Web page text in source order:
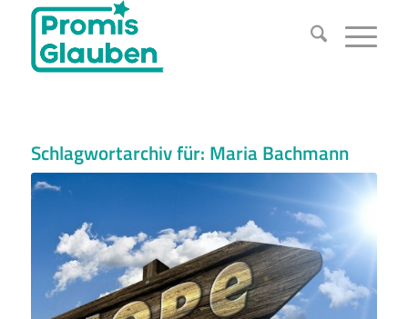
Schlagwortarchiv für: Maria Bachmann